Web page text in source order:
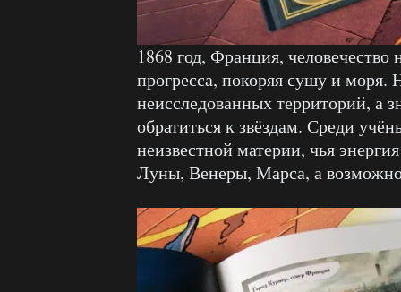
1868 год, Франция, человечество
прогресса, покоряя сушу и моря.
неисследованных территорий, а
обратиться к звёздам. Среди
неизвестной материи, чья
Луны, Венеры, Марса, а